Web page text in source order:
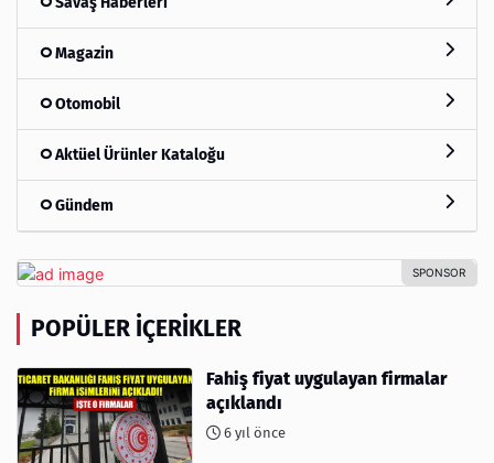
Magazin
Otomobil
Aktüel Ürünler Kataloğu
Gündem
POPÜLER İÇERIKLER
Fahiş fiyat uygulayan firmalar
açıklandı
6 yıl önce